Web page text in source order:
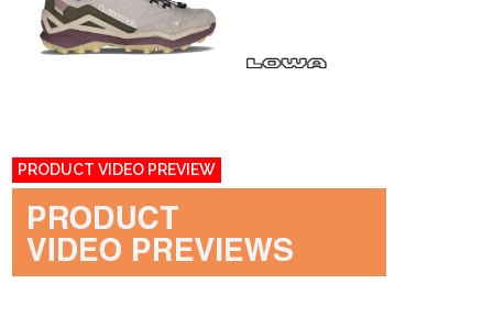
PRODUCT VIDEO PREVIEW